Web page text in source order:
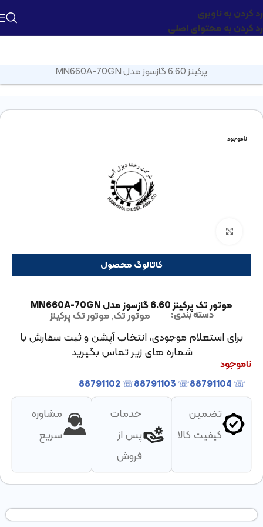
رد کردن به ناوبری
رد کردن به محتوای اصلی
پرکینز 6.60 گازسوز مدل MN660A-70GN
موتور تک پرکینز 6.60 گازسوز مدل MN660A-70GN
دسته بندی: موتور تک,موتور تک پرکینز
برای استعلام موجودی، انتخاب آپشن و ثبت سفارش با
شماره های زیر تماس بگیرید
ناموجود
☏ 88791104
☏ 88791103
☏ 88791102
تضمین
کیفیت کالا
خدمات
پس از
فروش
مشاوره
سریع
ناموجود
کاتالوگ محصول